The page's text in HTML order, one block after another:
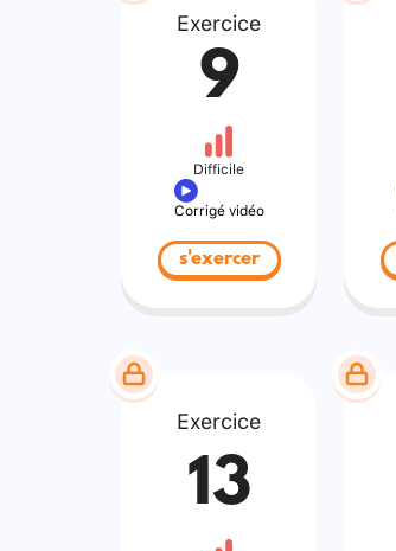
Exercice
9
Difficile
Corrigé vidéo
s'exercer
Exercice
13